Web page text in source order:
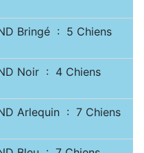
Bringé : 5 Chiens
Noir : 4 Chiens
Arlequin : 7 Chiens